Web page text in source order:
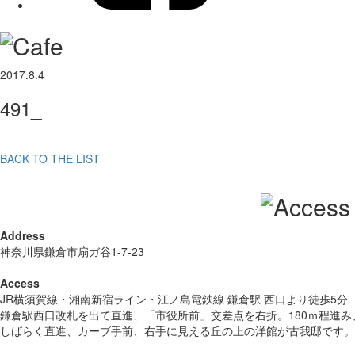
2017.8.4
491_
BACK TO THE LIST
Address
神奈川県鎌倉市扇ガ谷1-7-23
Access
JR横須賀線・湘南新宿ライン・江ノ島電鉄線 鎌倉駅 西口より徒歩5分
鎌倉駅西口改札を出て直進、「市役所前」交差点を右折。180ｍ程進み
しばらく直進、カーブ手前、右手に見える丘の上の洋館が古我邸です。